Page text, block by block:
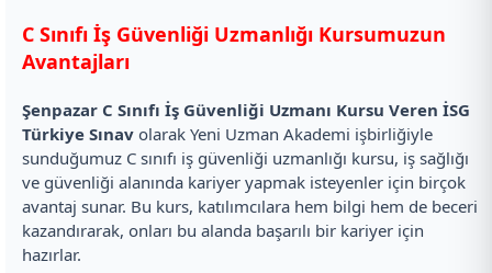
C Sınıfı İş Güvenliği Uzmanlığı Kursumuzun
Avantajları
Şenpazar C Sınıfı İş Güvenliği Uzmanı Kursu Veren İSG
Türkiye Sınav olarak Yeni Uzman Akademi işbirliğiyle
sunduğumuz C sınıfı iş güvenliği uzmanlığı kursu, iş sağlığı
ve güvenliği alanında kariyer yapmak isteyenler için birçok
avantaj sunar. Bu kurs, katılımcılara hem bilgi hem de beceri
kazandırarak, onları bu alanda başarılı bir kariyer için
hazırlar.